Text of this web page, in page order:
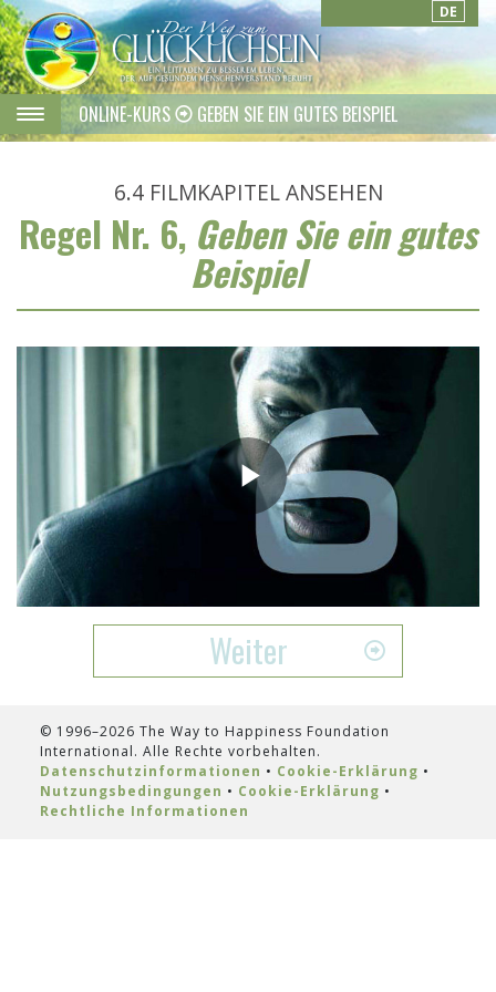
DE
ONLINE-KURS GEBEN SIE EIN GUTES BEISPIEL
6.4FILMKAPITEL ANSEHEN
Regel Nr. 6, Geben Sie ein gutes
Beispiel
Play
Weiter
© 1996–2026 The Way to Happiness Foundation
International. Alle Rechte vorbehalten.
Datenschutzinformationen • Cookie-Erklärung •
Nutzungsbedingungen • Cookie-Erklärung •
Rechtliche Informationen